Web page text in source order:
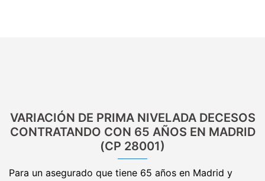
VARIACIÓN DE PRIMA NIVELADA DECESOS
CONTRATANDO CON 65 AÑOS EN MADRID
(CP 28001)
Para un asegurado que tiene 65 años en Madrid y